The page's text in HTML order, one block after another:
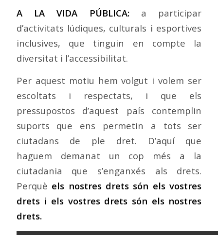
A LA VIDA PÚBLICA: a participar
d’activitats lúdiques, culturals i esportives
inclusives, que tinguin en compte la
diversitat i l’accessibilitat.
Per aquest motiu hem volgut i volem ser
escoltats i respectats, i que els
pressupostos d’aquest país contemplin
suports que ens permetin a tots ser
ciutadans de ple dret. D’aquí que
haguem demanat un cop més a la
ciutadania que s’enganxés als drets.
Perquè els nostres drets són els vostres
drets i els vostres drets són els nostres
drets.